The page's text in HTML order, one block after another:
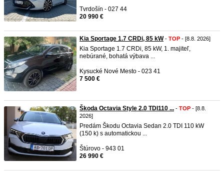
Tvrdošín - 027 44
20 990 €
Kia Sportage 1.7 CRDi, 85 kW- TOP - [8.8. 2026]
Kia Sportage 1.7 CRDi, 85 kW, 1. majiteľ,
nebúrané, bohatá výbava ...
Kysucké Nové Mesto - 023 41
7 500 €
Škoda Octavia Style 2.0 TDI110 ... - TOP - [8.8.
2026]
Predám Škodu Octavia Sedan 2.0 TDI 110 kW
(150 k) s automatickou ...
Štúrovo - 943 01
26 990 €